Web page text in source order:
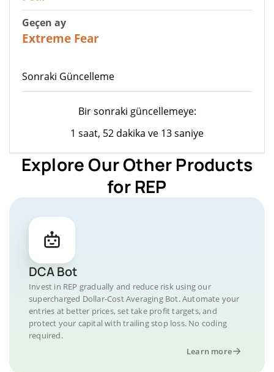
Geçen ay
Extreme Fear
Sonraki Güncelleme
Bir sonraki güncellemeye:
1 saat, 52 dakika ve 13 saniye
Explore Our Other Products
for REP
DCA Bot
Invest in REP gradually and reduce risk using our
supercharged Dollar-Cost Averaging Bot. Automate your
entries at better prices, set take profit targets, and
protect your capital with trailing stop loss. No coding
required.
Learn more